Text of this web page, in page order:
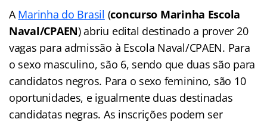
AMarinha do Brasil (concurso Marinha Escola
Naval/CPAEN) abriu edital destinado a prover 20
vagas para admissão à Escola Naval/CPAEN. Para
o sexo masculino, são 6, sendo que duas são para
candidatos negros. Para o sexo feminino, são 10
oportunidades, e igualmente duas destinadas
candidatas negras. As inscrições podem ser